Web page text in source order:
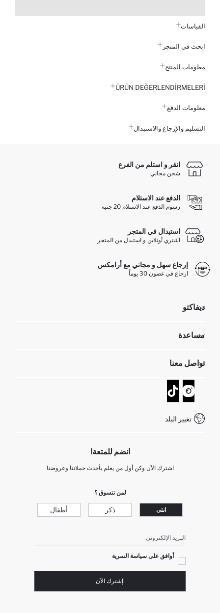
القياسات
ابحث في المتجر
معلومات المنتج
ÜRÜN DEĞERLENDİRMELERİ
معلومات الدفع
التسليم والإرجاع والاستبدال
انقر و استلم من الفرع
شحن مجاني
الدفع عند الاستلام
رسوم الدفع عند الاستلام 20 جنيه
استبدال في المتجر
اشتري أونلاين و استبدل من المتجر
إرجاع سهل و مجاني مع أرامكس
ارجاع في غضون 30 يوماً
ديفاكتو
تعرف علينا
GIFT CLUB
مساعدة
عمليات الارجاع و الاستبدال السهلة
تتبع الشحنة
كيف يمكنك التسوق في ديفاكتو ؟
كيف تدفع في ديفاكتو؟
شروط المنافسة
تواصل معنا
نموذج الاتصال
خدمة العملاء
Call Center 19782
تغيير البلد
انضم للمتعة!
اشترك الآن وكن أول من يعلم بأحدث حملاتنا وعروضنا
لمن تتسوق ؟
انثى ذكر أطفال
البريد الإلكتروني
أوافق على سياسة السرية
!إشترك الآن